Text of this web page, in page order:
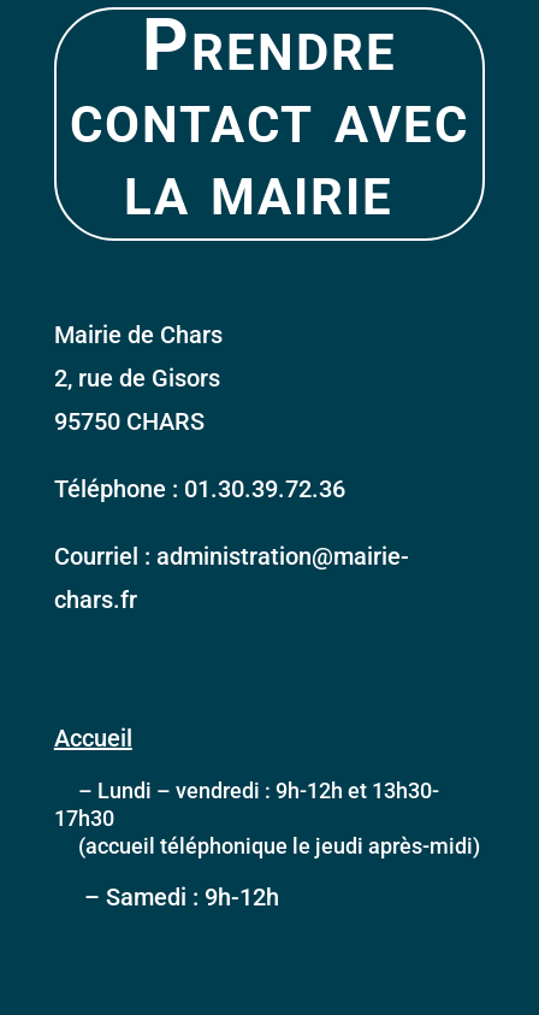
Prendre
contact avec
la mairie
Mairie de Chars
2, rue de Gisors
95750 CHARS
Téléphone : 01.30.39.72.36
Courriel : administration@mairie-
chars.fr
Accueil
– Lundi – vendredi : 9h-12h et 13h30-
17h30
(accueil téléphonique le jeudi après-midi)
– Samedi : 9h-12h